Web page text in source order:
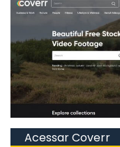
Acessar Coverr